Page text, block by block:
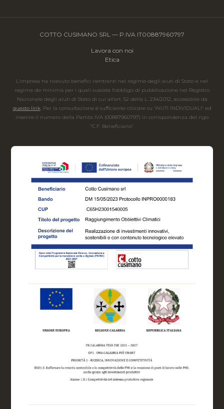
COTTO CUSIMANO SRL — P.IVA IT00887960797
Lavora con noi
Etica
L'impresa ha ricevuto benefici rientranti nel regime degli aiuti di Stato e nel
regime de minimis per i quali sussiste l'obbligo di pubblicazione nel Registro
Nazionale degli aiuti di Stato di cui all'art. 52 della L. 234/2012, accessibile da
questo link. Per la consultazione è sufficiente cliccare su "AIUTI INDIVIDUALI" ed
inserire il numero della Partita IVA (00887960797) in corrispondenza del rigo
"C.F. Beneficiario".